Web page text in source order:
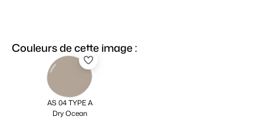
Couleurs de cette image :
AS 04 TYPE A
Dry Ocean